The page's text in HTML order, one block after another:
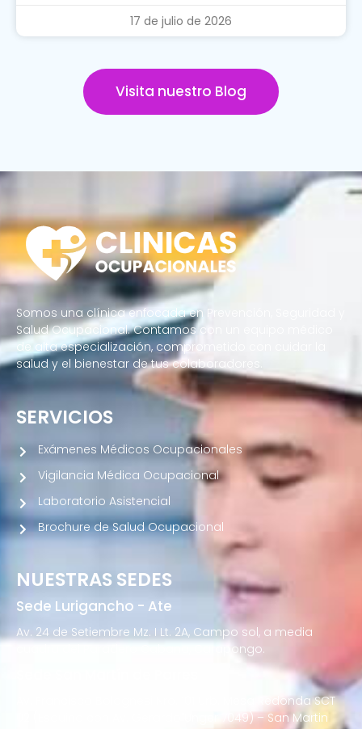
17 de julio de 2026
Visita nuestro Blog
Somos una clínica enfocada en Prevención, Seguridad y
Salud Ocupacional. Contamos con un equipo médico
de alta especialización, comprometido con cuidar la
salud y el bienestar de tus colaboradores.
NUESTRAS SEDES
Sede Lurigancho - Ate
Av. 24 de Setiembre Mz. I Lt. 2A, Campo sol, a media
cuadra del Paradero Cabana, Carapongo.
Av. Francisco Bolognesi Nro. 101 Urb. Mesa Redonda SCT
02 (Esquina con Av. Gerardo Unger 7049) – San Martin
SERVICIOS
Exámenes Médicos Ocupacionales
Vigilancia Médica Ocupacional
Laboratorio Asistencial
Brochure de Salud Ocupacional